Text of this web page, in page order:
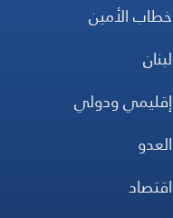
خطاب الأمين
لبنان
إقليمي ودولي
العدو
اقتصاد